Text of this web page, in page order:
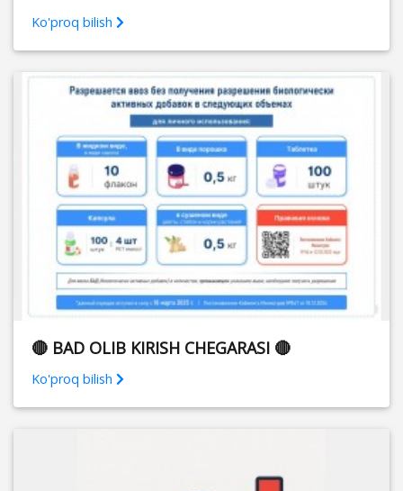
Ko'proq bilish
🔴 BAD OLIB KIRISH CHEGARASI 🔴
Ko'proq bilish